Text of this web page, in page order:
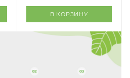
В КОРЗИНУ